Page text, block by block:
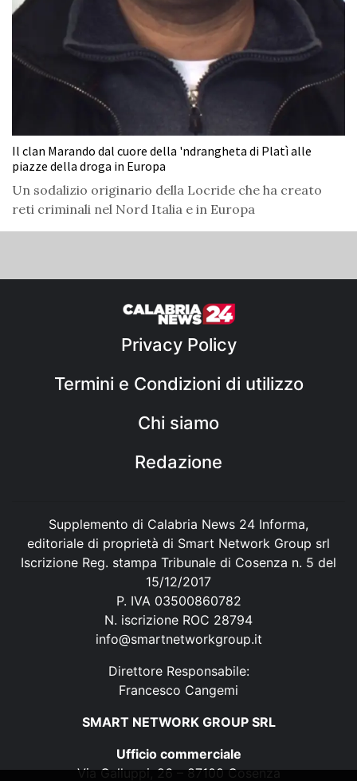
Il clan Marando dal cuore della 'ndrangheta di Platì alle
piazze della droga in Europa
Un sodalizio originario della Locride che ha creato
reti criminali nel Nord Italia e in Europa
Privacy Policy
Termini e Condizioni di utilizzo
Chi siamo
Redazione
Supplemento di Calabria News 24 Informa,
editoriale di proprietà di Smart Network Group srl
Iscrizione Reg. stampa Tribunale di Cosenza n. 5 del
15/12/2017
P. IVA 03500860782
N. iscrizione ROC 28794
info@smartnetworkgroup.it
Direttore Responsabile:
Francesco Cangemi
SMART NETWORK GROUP SRL
Ufficio commerciale
Via Galluppi, 26 – 87100 Cosenza